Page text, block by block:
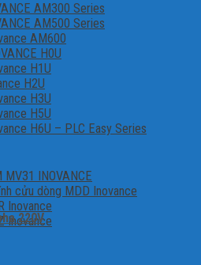
AM300 Series
AM500 Series
AM600
H0U
H1U
H2U
H3U
H5U
H6U – PLC Easy Series
INOVANCE
cửu dòng MDD Inovance
Inovance
Inovance
220V